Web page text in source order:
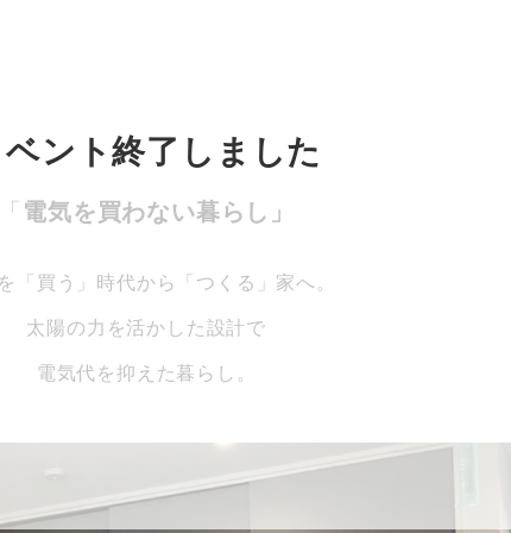
ント終了しました
電気を買わない暮らし」
「買う」時代から「つくる」家へ。
太陽の力を活かした設計で
電気代を抑えた暮らし。